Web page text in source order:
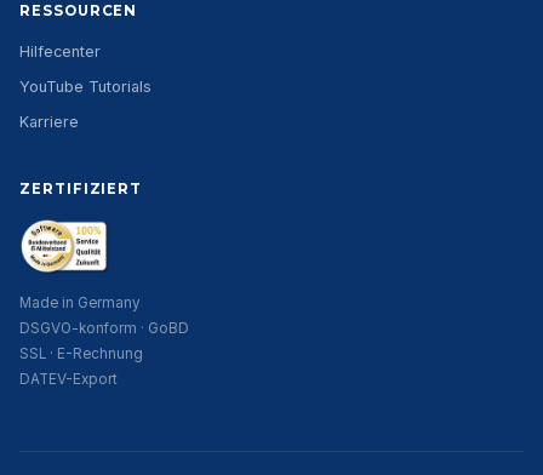
RESSOURCEN
Hilfecenter
YouTube Tutorials
Karriere
ZERTIFIZIERT
Made in Germany
DSGVO-konform · GoBD
SSL · E-Rechnung
DATEV-Export